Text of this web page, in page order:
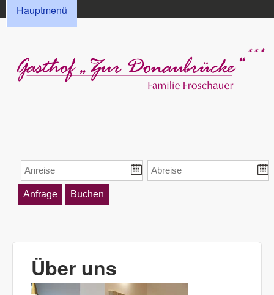
HAUPTMENÜ
Hauptmenü
Donaubrücke“
Froschauer
Über uns